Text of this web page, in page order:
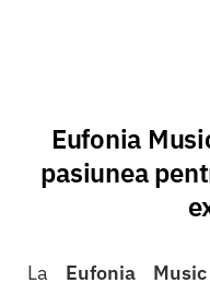
Eufonia
pasiunea
La Eufonia